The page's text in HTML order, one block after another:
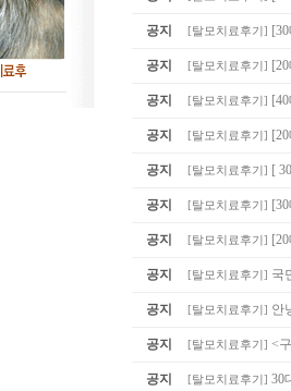
공지 [탈모치료후기 ]
공지 [탈모치료후기 ]
공지 [탈모치료후기 ]
공지 [탈모치료후기 ]
공지 [탈모치료후기 ] [
공지 [탈모치료후기 ]
공지 [탈모치료후기 ]
공지 [탈모치료후기 ] 국
공지 [탈모치료후기 ] 안
공지 [탈모치료후기 ] <
공지 [탈모치료후기 ] 30